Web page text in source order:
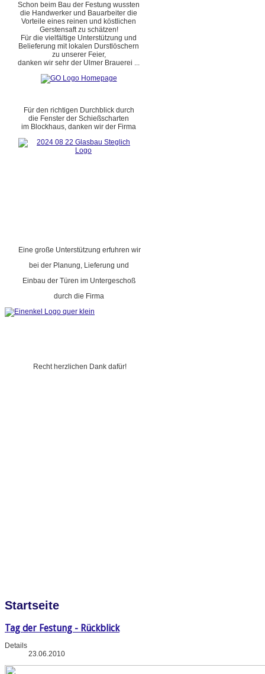
Schon beim Bau der Festung wussten
die Handwerker und Bauarbeiter die
Vorteile eines reinen und köstlichen
Gerstensaft zu schätzen!
Für die vielfältige Unterstützung und
Belieferung mit lokalen Durstlöschern
zu unserer Feier,
danken wir sehr der Ulmer Brauerei ...
Für den richtigen Durchblick durch
die Fenster der Schießscharten
im Blockhaus, danken wir der Firma
Eine große Unterstützung erfuhren wir
bei der Planung, Lieferung und
Einbau der Türen im Untergeschoß
durch die Firma
Recht herzlichen Dank dafür!
Startseite
Tag der Festung - Rückblick
Details
23.06.2010